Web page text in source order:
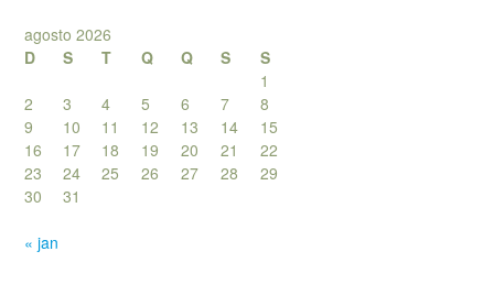
agosto 2026
D
S T Q Q S
S
1
2
3 4 5 6 7
8
9
10 11 12 13 14
15
16
17 18 19 20 21
22
23
24 25 26 27 28
29
30
31
« jan